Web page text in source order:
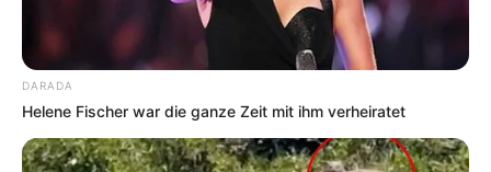
DARADA
Helene Fischer war die ganze Zeit mit ihm verheiratet